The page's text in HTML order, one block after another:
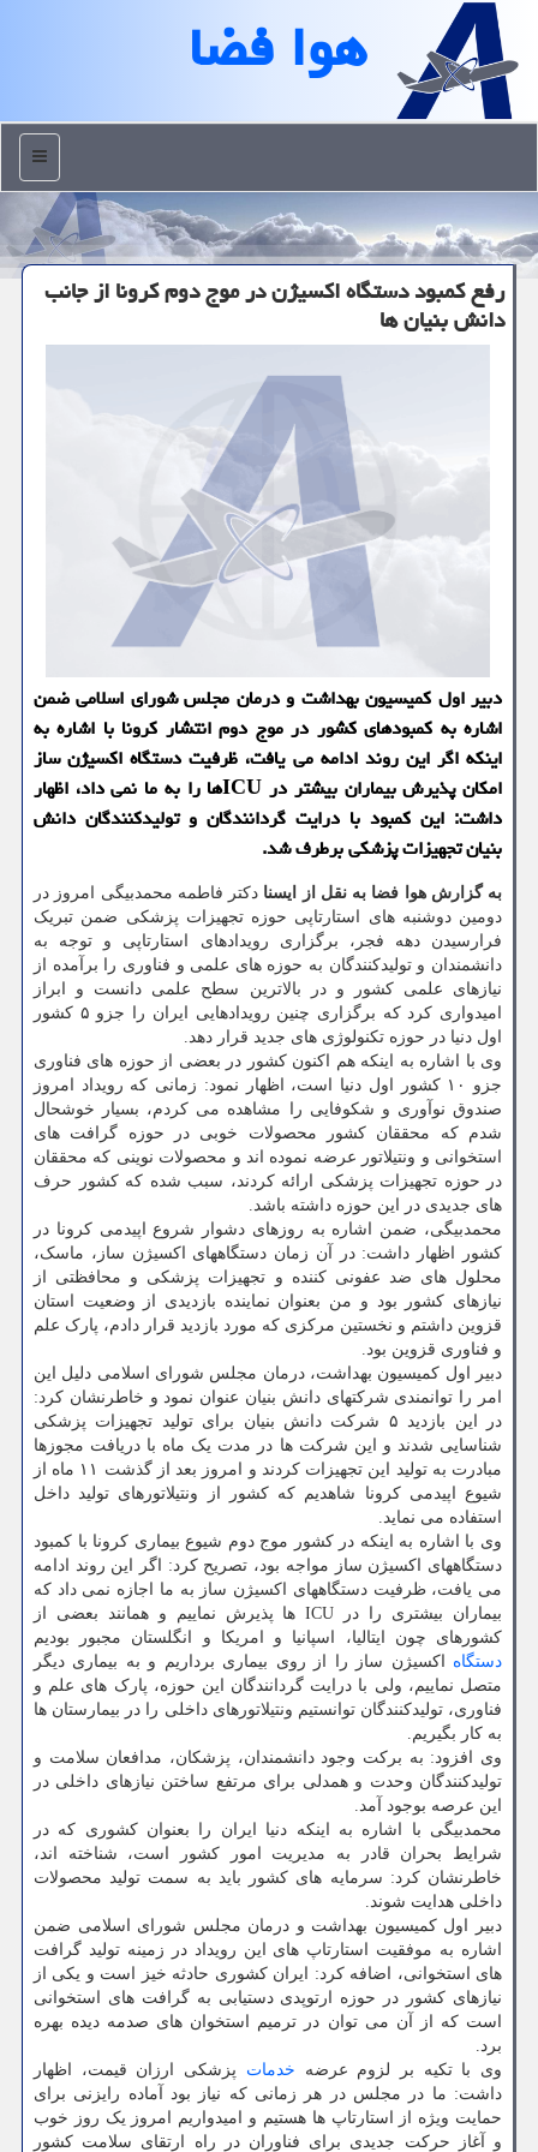
هوا فضا
منو
رفع كمبود دستگاه اكسیژن در موج دوم كرونا از جانب
دانش بنیان ها
دبیر اول کمیسیون بهداشت و درمان مجلس شورای اسلامی ضمن
اشاره به کمبودهای کشور در موج دوم انتشار کرونا با اشاره به
اینکه اگر این روند ادامه می یافت، ظرفیت دستگاه اکسیژن ساز
امکان پذیرش بیماران بیشتر در ICUها را به ما نمی داد، اظهار
داشت: این کمبود با درایت گردانندگان و تولیدکنندگان دانش
بنیان تجهیزات پزشکی برطرف شد.
به گزارش هوا فضا به نقل از ایسنا دکتر فاطمه محمدبیگی امروز در
دومین دوشنبه های استارتاپی حوزه تجهیزات پزشکی ضمن تبریک
فرارسیدن دهه فجر، برگزاری رویدادهای استارتاپی و توجه به
دانشمندان و تولیدکنندگان به حوزه های علمی و فناوری را برآمده از
نیازهای علمی کشور و در بالاترین سطح علمی دانست و ابراز
امیدواری کرد که برگزاری چنین رویدادهایی ایران را جزو ۵ کشور
اول دنیا در حوزه تکنولوژی های جدید قرار دهد.
وی با اشاره به اینکه هم اکنون کشور در بعضی از حوزه های فناوری
جزو ۱۰ کشور اول دنیا است، اظهار نمود: زمانی که رویداد امروز
صندوق نوآوری و شکوفایی را مشاهده می کردم، بسیار خوشحال
شدم که محققان کشور محصولات خوبی در حوزه گرافت های
استخوانی و ونتیلاتور عرضه نموده اند و محصولات نوینی که محققان
در حوزه تجهیزات پزشکی ارائه کردند، سبب شده که کشور حرف
های جدیدی در این حوزه داشته باشد.
محمدبیگی، ضمن اشاره به روزهای دشوار شروع اپیدمی کرونا در
کشور اظهار داشت: در آن زمان دستگاههای اکسیژن ساز، ماسک،
محلول های ضد عفونی کننده و تجهیزات پزشکی و محافظتی از
نیازهای کشور بود و من بعنوان نماینده بازدیدی از وضعیت استان
قزوین داشتم و نخستین مرکزی که مورد بازدید قرار دادم، پارک علم
و فناوری قزوین بود.
دبیر اول کمیسیون بهداشت، درمان مجلس شورای اسلامی دلیل این
امر را توانمندی شرکتهای دانش بنیان عنوان نمود و خاطرنشان کرد:
در این بازدید ۵ شرکت دانش بنیان برای تولید تجهیزات پزشکی
شناسایی شدند و این شرکت ها در مدت یک ماه با دریافت مجوزها
مبادرت به تولید این تجهیزات کردند و امروز بعد از گذشت ۱۱ ماه از
شیوع اپیدمی کرونا شاهدیم که کشور از ونتیلاتورهای تولید داخل
استفاده می نماید.
وی با اشاره به اینکه در کشور موج دوم شیوع بیماری کرونا با کمبود
دستگاههای اکسیژن ساز مواجه بود، تصریح کرد: اگر این روند ادامه
می یافت، ظرفیت دستگاههای اکسیژن ساز به ما اجازه نمی داد که
بیماران بیشتری را در ICU ها پذیرش نماییم و همانند بعضی از
کشورهای چون ایتالیا، اسپانیا و امریکا و انگلستان مجبور بودیم
دستگاه اکسیژن ساز را از روی بیماری برداریم و به بیماری دیگر
متصل نماییم، ولی با درایت گردانندگان این حوزه، پارک های علم و
فناوری، تولیدکنندگان توانستیم ونتیلاتورهای داخلی را در بیمارستان ها
به کار بگیریم.
وی افزود: به برکت وجود دانشمندان، پزشکان، مدافعان سلامت و
تولیدکنندگان وحدت و همدلی برای مرتفع ساختن نیازهای داخلی در
این عرصه بوجود آمد.
محمدبیگی با اشاره به اینکه دنیا ایران را بعنوان کشوری که در
شرایط بحران قادر به مدیریت امور کشور است، شناخته اند،
خاطرنشان کرد: سرمایه های کشور باید به سمت تولید محصولات
داخلی هدایت شوند.
دبیر اول کمیسیون بهداشت و درمان مجلس شورای اسلامی ضمن
اشاره به موفقیت استارتاپ های این رویداد در زمینه تولید گرافت
های استخوانی، اضافه کرد: ایران کشوری حادثه خیز است و یکی از
نیازهای کشور در حوزه ارتوپدی دستیابی به گرافت های استخوانی
است که از آن می توان در ترمیم استخوان های صدمه دیده بهره
برد.
وی با تکیه بر لزوم عرضه خدمات پزشکی ارزان قیمت، اظهار
داشت: ما در مجلس در هر زمانی که نیاز بود آماده رایزنی برای
حمایت ویژه از استارتاپ ها هستیم و امیدواریم امروز یک روز خوب
و آغاز حرکت جدیدی برای فناوران در راه ارتقای سلامت کشور